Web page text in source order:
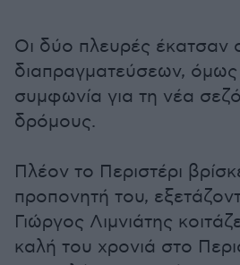
Οι δύο πλευρές έκατσαν
διαπραγματεύσεων,
συμφωνία για τη νέα
δρόμους.
Πλέον το Περιστέρι
προπονητή του,
Γιώργος Λιμνιάτης
καλή του χρονιά στο